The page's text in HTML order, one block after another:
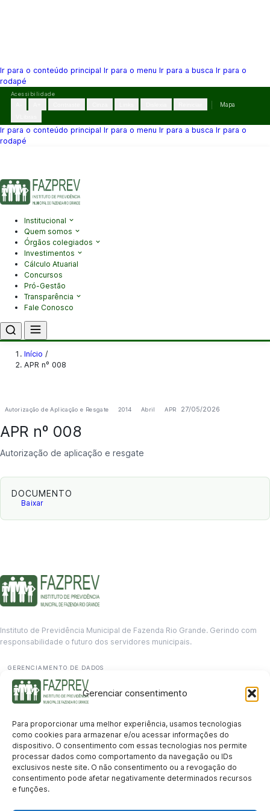
Gerenciar consentimento
Para proporcionar uma melhor experiência, usamos tecnologias
como cookies para armazenar e/ou acessar informações do
dispositivo. O consentimento com essas tecnologias nos permite
processar dados como comportamento da navegação ou IDs
exclusivos neste site. O não consentimento ou a revogação do
consentimento pode afetar negativamente determinados recursos
e funções.
Ir para o conteúdo principal Ir para o menu Ir para a busca Ir para o
rodapé
Pular
conteúdo
Acessibilidade
Mapa
Ir para o conteúdo principal Ir para o menu Ir para a busca Ir para o
rodapé
Institucional
Quem somos
Órgãos colegiados
Investimentos
Cálculo Atuarial
Concursos
Pró-Gestão
Transparência
Fale Conosco
Início /
APR nº 008
Autorização de Aplicação e Resgate 2014 Abril APR 27/05/2026
APR nº 008
Autorização de aplicação e resgate
DOCUMENTO
Baixar
Instituto de Previdência Municipal de Fazenda Rio Grande. Gerindo com
responsabilidade o futuro dos servidores municipais.
GERENCIAMENTO DE DADOS
Departamento de informação
contato@fazprev.pr.gov.br
(41) 3995-2146
Serviços
Aposentadoria Pensão por Morte Benefício por Invalidez Auxílio Doença
Holerite Online Protocolo Online
Transparência
Portal da Transparência